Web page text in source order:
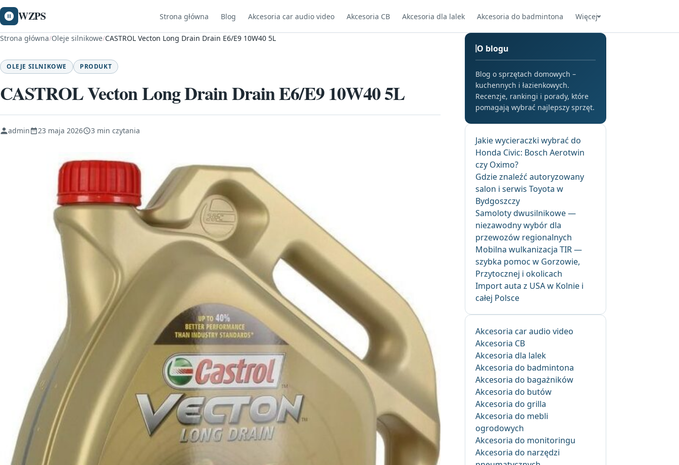
WZPS Strona główna Blog Akcesoria car audio video Akcesoria CB Akcesoria dla lalek Akcesoria do badmintona Więcej
Strona główna/Oleje silnikowe/CASTROL Vecton Long Drain Drain E6/E9 10W40 5L
OLEJE SILNIKOWE PRODUKT
CASTROL Vecton Long Drain Drain E6/E9 10W40 5L
admin 23 maja 2026 3 min czytania
O blogu
Blog o sprzętach domowych –
kuchennych i łazienkowych.
Recenzje, rankingi i porady, które
pomagają wybrać najlepszy sprzęt.
Jakie wycieraczki wybrać do
Honda Civic: Bosch Aerotwin
czy Oximo?
Gdzie znaleźć autoryzowany
salon i serwis Toyota w
Bydgoszczy
Samoloty dwusilnikowe —
niezawodny wybór dla
przewozów regionalnych
Mobilna wulkanizacja TIR —
szybka pomoc w Gorzowie,
Przytocznej i okolicach
Import auta z USA w Kolnie i
całej Polsce
Akcesoria car audio video
Akcesoria CB
Akcesoria dla lalek
Akcesoria do badmintona
Akcesoria do bagażników
Akcesoria do butów
Akcesoria do grilla
Akcesoria do mebli
ogrodowych
Akcesoria do monitoringu
Akcesoria do narzędzi